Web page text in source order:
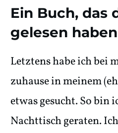
Ein Buch, das
gelesen
Letztens habe ich bei
zuhause in meinem
etwas gesucht. So bin
Nachttisch geraten.